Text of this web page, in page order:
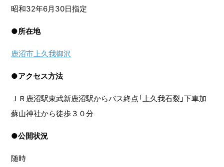
昭和32年6月30日指定
●所在地
鹿沼市上久我御沢
●アクセス方法
ＪＲ鹿沼駅東武新鹿沼駅からバス終点「上久我石裂」下車加
蘇山神社から徒歩３０分
●公開状況
随時